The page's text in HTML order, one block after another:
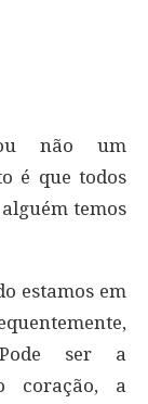
não um
é que todos
temos
estamos em
ser a
coração, a